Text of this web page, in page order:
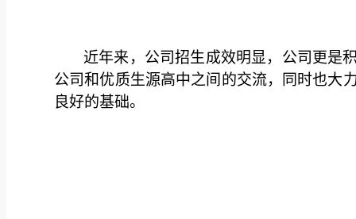
近年来，公司招生成效明显，公司更是
公司和优质生源高中之间的交流，同时也大
良好的基础。